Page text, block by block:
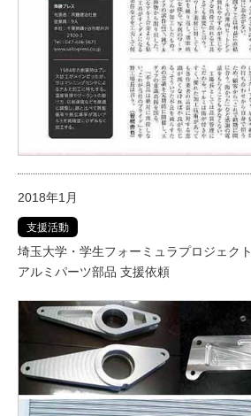
2018年1月
支援活動
埼玉大学・学生フォーミュラプロジェクト
アルミパーツ部品 支援依頼